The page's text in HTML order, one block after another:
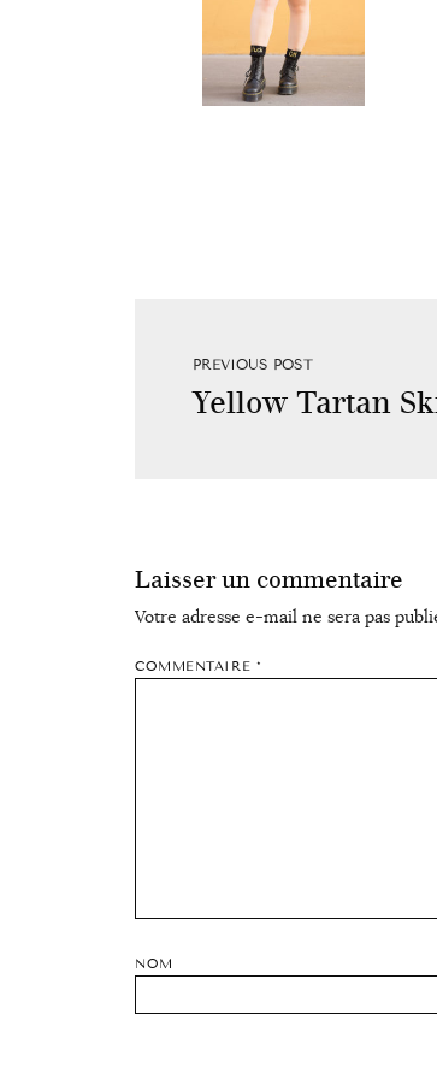
PREVIOUS POST
Yellow Tartan
Laisser un commentaire
Votre adresse e-mail ne sera pas
COMMENTAIRE *
NOM